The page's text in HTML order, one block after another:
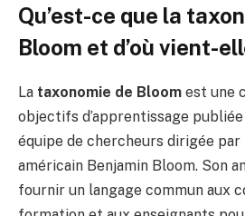
Qu’est-ce que la
Bloom et d’où vient-
La taxonomie de Bloom est une
objectifs d’apprentissage
équipe de chercheurs dirigée
américain Benjamin Bloom. Son
fournir un langage commun aux